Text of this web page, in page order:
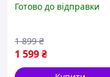
електричний лобзик
Готово до відправки
1 599₴
1 899 ₴